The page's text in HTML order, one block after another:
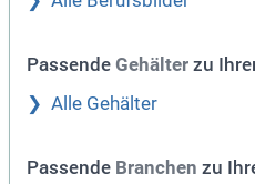
Passende Gehälter zu
Alle Gehälter
Passende Branchen zu